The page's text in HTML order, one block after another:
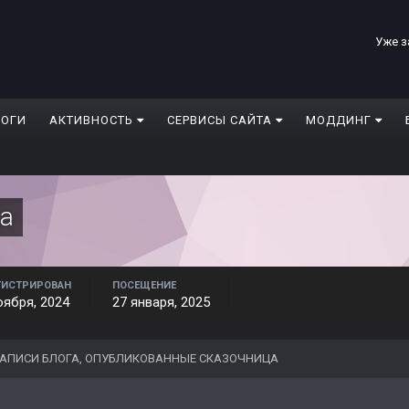
Уже
АКТИВНОСТЬ СЕРВИСЫ САЙТА МОДДИНГ
2024
ПОСЕЩЕНИЕ
27 января, 2025
БЛОГА, ОПУБЛИКОВАННЫЕ СКАЗОЧНИЦА